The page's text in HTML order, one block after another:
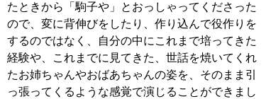
たときから「駒子や」とおっしゃってくださった
ので、変に背伸びをしたり、作り込んで役作りを
するのではなく、自分の中にこれまで培ってきた
経験や、これまでに見てきた、世話を焼いてくれ
たお姉ちゃんやおばあちゃんの姿を、そのまま引
っ張ってくるような感覚で演じることができまし